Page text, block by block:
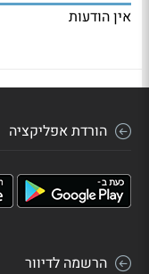
אין הודעות
הורדת אפליקציה
הרשמה לדיוור